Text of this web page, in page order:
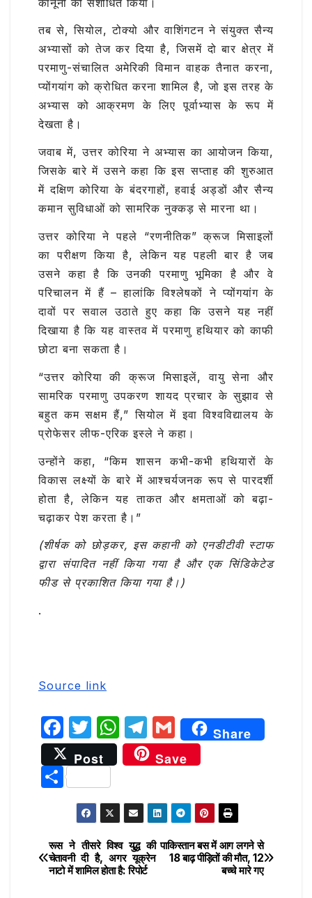
तब से, सियोल, टोक्यो और वाशिंगटन ने संयुक्त सैन्य
अभ्यासों को तेज कर दिया है, जिसमें दो बार क्षेत्र में
परमाणु-संचालित अमेरिकी विमान वाहक तैनात करना,
प्योंगयांग को क्रोधित करना शामिल है, जो इस तरह के
अभ्यास को आक्रमण के लिए पूर्वाभ्यास के रूप में
देखता है।
जवाब में, उत्तर कोरिया ने अभ्यास का आयोजन किया,
जिसके बारे में उसने कहा कि इस सप्ताह की शुरुआत
में दक्षिण कोरिया के बंदरगाहों, हवाई अड्डों और सैन्य
कमान सुविधाओं को सामरिक नुक्कड़ से मारना था।
उत्तर कोरिया ने पहले “रणनीतिक” क्रूज मिसाइलों
का परीक्षण किया है, लेकिन यह पहली बार है जब
उसने कहा है कि उनकी परमाणु भूमिका है और वे
परिचालन में हैं – हालांकि विश्लेषकों ने प्योंगयांग के
दावों पर सवाल उठाते हुए कहा कि उसने यह नहीं
दिखाया है कि यह वास्तव में परमाणु हथियार को काफी
छोटा बना सकता है।
“उत्तर कोरिया की क्रूज मिसाइलें, वायु सेना और
सामरिक परमाणु उपकरण शायद प्रचार के सुझाव से
बहुत कम सक्षम हैं,” सियोल में इवा विश्वविद्यालय के
प्रोफेसर लीफ-एरिक इस्ले ने कहा।
उन्होंने कहा, “किम शासन कभी-कभी हथियारों के
विकास लक्ष्यों के बारे में आश्चर्यजनक रूप से पारदर्शी
होता है, लेकिन यह ताकत और क्षमताओं को बढ़ा-
चढ़ाकर पेश करता है।”
(शीर्षक को छोड़कर, इस कहानी को एनडीटीवी स्टाफ
द्वारा संपादित नहीं किया गया है और एक सिंडिकेटेड
फीड से प्रकाशित किया गया है।)
.
Source link
F
a
c
e
b
o
o
k
T
w
it
te
r
W
h
at
A
p
p
T
el
e
ra
m
G
m
ai
Share
Post
Save
S
h
ar
e
Post
navigation
पाकिस्तान बस में आग लगने से
18 बाढ़ पीड़ितों की मौत, 12
बच्चे मारे गए
रूस ने तीसरे विश्व युद्ध की
चेतावनी दी है, अगर यूक्रेन
नाटो में शामिल होता है: रिपोर्ट